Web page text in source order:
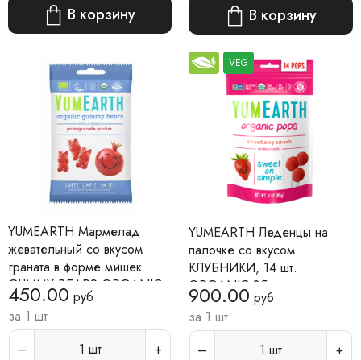
В корзину В корзину
YUMEARTH Мармелад
жевательный со вкусом
граната в форме мишек
GUMMY BEARS ORGANIC
50 г
450.00 руб
за 1 шт
1 шт
VEG
YUMEARTH Леденцы на
палочке со вкусом
КЛУБНИКИ, 14 шт.
ORGANIC 85 г
900.00 руб
за 1 шт
1 шт